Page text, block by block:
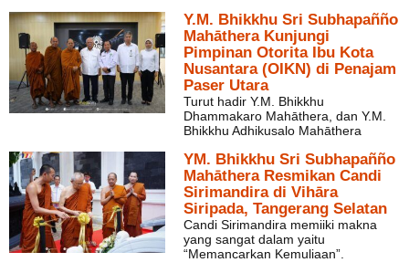
Y.M. Bhikkhu Sri Subhapañño
Mahāthera Kunjungi
Pimpinan Otorita Ibu Kota
Nusantara (OIKN) di Penajam
Paser Utara
Turut hadir Y.M. Bhikkhu
Dhammakaro Mahāthera, dan Y.M.
Bhikkhu Adhikusalo Mahāthera
YM. Bhikkhu Sri Subhapañño
Mahāthera Resmikan Candi
Sirimandira di Vihāra
Siripada, Tangerang Selatan
Candi Sirimandira memiiki makna
yang sangat dalam yaitu
“Memancarkan Kemuliaan”.